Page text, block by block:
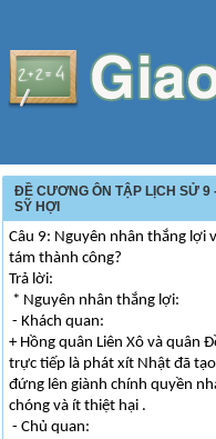
ĐỀ CƯƠNG ÔN TẬP LỊCH SỬ 9
SỸ HỢI
Câu 9: Nguyên nhân thắng lợi
tám thành công?
Trả lời:
* Nguyên nhân thắng lợi:
- Khách quan:
+ Hồng quân Liên Xô và quân
trực tiếp là phát xít Nhật đã
đứng lên giành chính quyền
chóng và ít thiệt hại .
- Chủ quan: